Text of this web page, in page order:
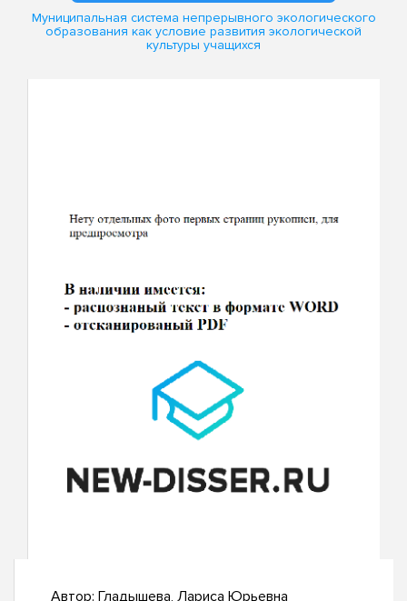
Муниципальная система непрерывного экологического
образования как условие развития экологической
культуры учащихся
Автор: Гладышева, Лариса Юрьевна